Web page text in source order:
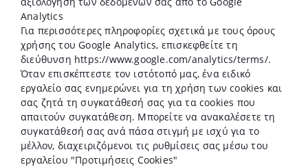
Analytics
Για περισσότερες πληροφορίες σχετικά με τους όρους
χρήσης του Google Analytics, επισκεφθείτε τη
διεύθυνση https://www.google.com/analytics/terms/.
Όταν επισκέπτεστε τον ιστότοπό μας, ένα ειδικό
εργαλείο σας ενημερώνει για τη χρήση των cookies και
σας ζητά τη συγκατάθεσή σας για τα cookies που
απαιτούν συγκατάθεση. Μπορείτε να ανακαλέσετε τη
συγκατάθεσή σας ανά πάσα στιγμή με ισχύ για το
μέλλον, διαχειριζόμενοι τις ρυθμίσεις σας μέσω του
εργαλείου "Προτιμήσεις Cookies"